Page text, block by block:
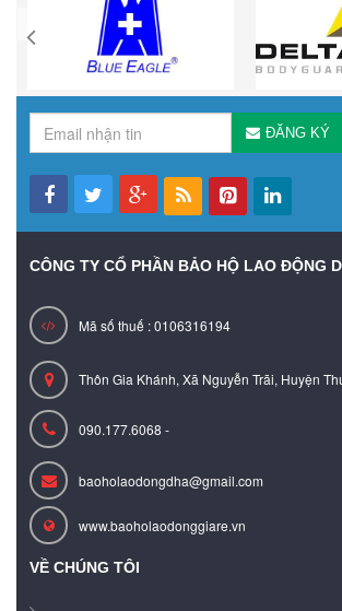
ĐĂNG KÝ
CÔNG TY CỔ PHẦN BẢO HỘ LAO ĐỘNG
Mã số thuế : 0106316194
Thôn Gia Khánh, Xã Nguyễn Trãi, Huyện
090.177.6068 -
baoholaodongdha@gmail.com
www.baoholaodonggiare.vn
VỀ CHÚNG TÔI